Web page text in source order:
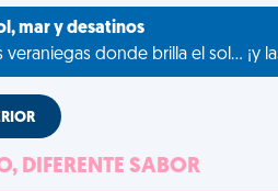
mar y desatinos
veraniegas donde brilla el sol... ¡y
DIFERENTE SABOR